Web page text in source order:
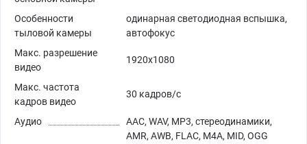
Особенности
тыловой камеры
одинарная светодиодная вспышка,
автофокус
Макс. разрешение
видео
1920x1080
Макс. частота
кадров видео
30 кадров/с
Аудио
AAC, WAV, MP3, стереодинамики,
AMR, AWB, FLAC, M4A, MID, OGG